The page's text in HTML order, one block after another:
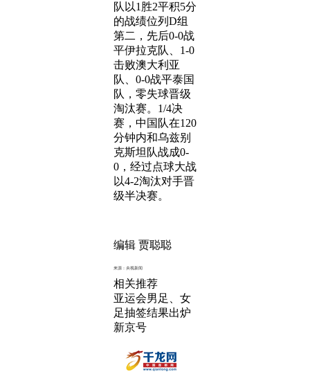
队以1胜2平积5分
的战绩位列D组
第二，先后0-0战
平伊拉克队、1-0
击败澳大利亚
队、0-0战平泰国
队，零失球晋级
淘汰赛。1/4决
赛，中国队在120
分钟内和乌兹别
克斯坦队战成0-
0，经过点球大战
以4-2淘汰对手晋
级半决赛。
编辑 贾聪聪
来源：央视新闻
相关推荐
亚运会男足、女
足抽签结果出炉
新京号